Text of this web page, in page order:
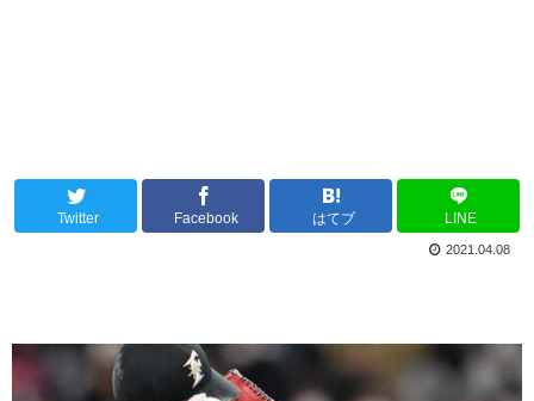
Twitter Facebook はてブ LINE
2021.04.08